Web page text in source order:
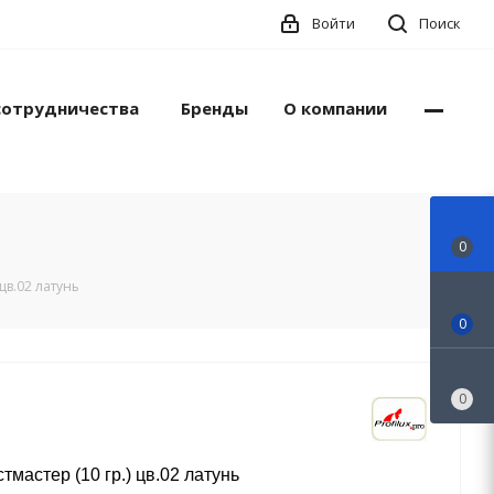
Поиск
Войти
Бренды О компании
латунь
(10 гр.) цв.02 латунь
0
0
0